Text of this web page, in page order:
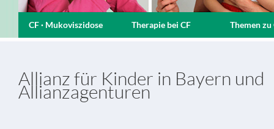
CF · Mukoviszidose Therapie bei CF Themen zu
Allianz für Kinder in Bayern und
Allianzagenturen